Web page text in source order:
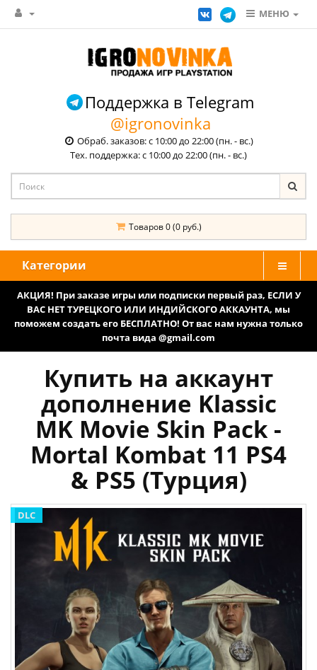
МЕНЮ
Поддержка в Telegram
@igronovinka
Обраб. заказов: с 10:00 до 22:00 (пн. - вс.)
Тех. поддержка: с 10:00 до 22:00 (пн. - вс.)
Товаров 0 (0 руб.)
Категории
АКЦИЯ! При заказе игры или подписки первый раз, ЕСЛИ У
ВАС НЕТ ТУРЕЦКОГО ИЛИ ИНДИЙСКОГО АККАУНТА, мы
поможем создать его БЕСПЛАТНО! От вас нам нужна только
почта вида @gmail.com
Купить на аккаунт
дополнение Klassic
MK Movie Skin Pack -
Mortal Kombat 11 PS4
& PS5 (Турция)
DLC